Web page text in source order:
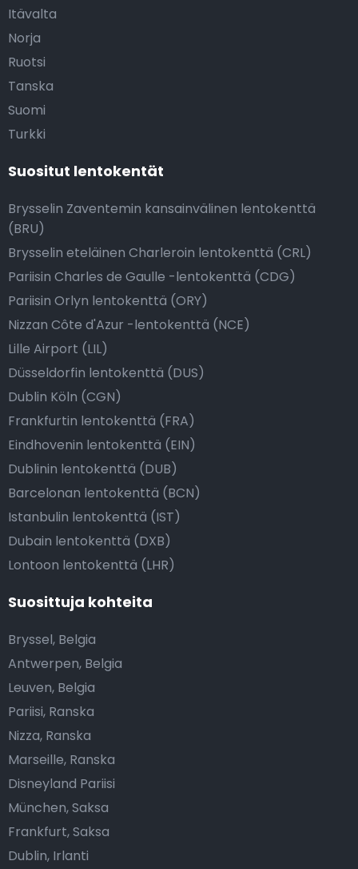
Itävalta
Norja
Ruotsi
Tanska
Suomi
Turkki
Suositut lentokentät
Brysselin Zaventemin kansainvälinen lentokenttä
(BRU)
Brysselin eteläinen Charleroin lentokenttä (CRL)
Pariisin Charles de Gaulle -lentokenttä (CDG)
Pariisin Orlyn lentokenttä (ORY)
Nizzan Côte d'Azur -lentokenttä (NCE)
Lille Airport (LIL)
Düsseldorfin lentokenttä (DUS)
Dublin Köln (CGN)
Frankfurtin lentokenttä (FRA)
Eindhovenin lentokenttä (EIN)
Dublinin lentokenttä (DUB)
Barcelonan lentokenttä (BCN)
Istanbulin lentokenttä (IST)
Dubain lentokenttä (DXB)
Lontoon lentokenttä (LHR)
Suosittuja kohteita
Bryssel, Belgia
Antwerpen, Belgia
Leuven, Belgia
Pariisi, Ranska
Nizza, Ranska
Marseille, Ranska
Disneyland Pariisi
München, Saksa
Frankfurt, Saksa
Dublin, Irlanti